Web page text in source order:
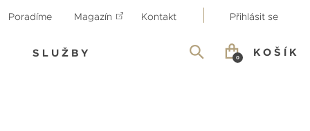
Poradíme Magazín Kontakt Přihlásit se
SLUŽBY KOŠÍK
0